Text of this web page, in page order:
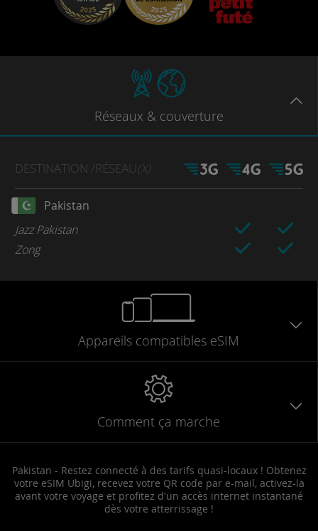
Réseaux & couverture
DESTINATION /RÉSEAU(X)
Pakistan
Jazz Pakistan
Zong
Appareils compatibles eSIM
Comment ça marche
Pakistan - Restez connecté à des tarifs quasi-locaux ! Obtenez
votre eSIM Ubigi, recevez votre QR code par e-mail, activez-la
avant votre voyage et profitez d'un accès internet instantané
dès votre atterrissage !